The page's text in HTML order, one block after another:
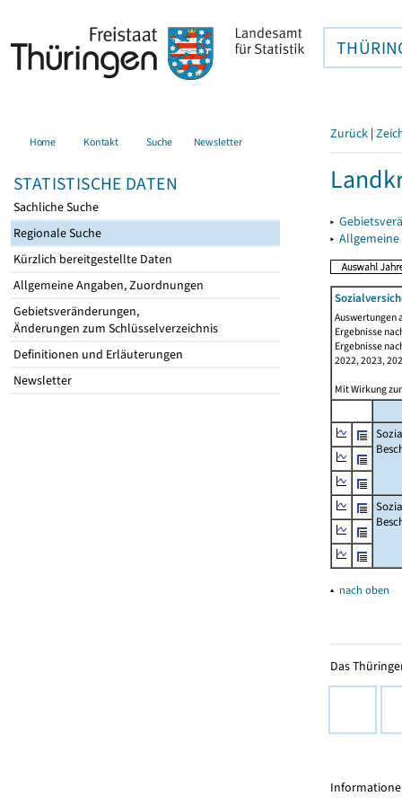
Home Kontakt Suche Newsletter
STATISTISCHE DATEN
Sachliche Suche
Regionale Suche
Kürzlich bereitgestellte Daten
Allgemeine Angaben, Zuordnungen
Gebietsveränderungen,
Änderungen zum Schlüsselverzeichnis
Definitionen und Erläuterungen
Newsletter
Zurück |
▸
▸
Auswertungen
Ergebnisse
Ergebnisse
2022, 2023,
Mit Wirkung
▴ nach oben
Das